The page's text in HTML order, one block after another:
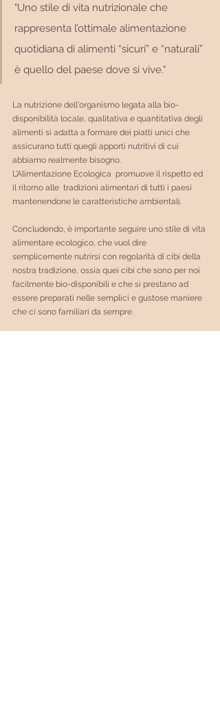
"Uno stile di vita nutrizionale che
rappresenta l’ottimale alimentazione
quotidiana di alimenti “sicuri” e “naturali”
è quello del paese dove si vive."
La nutrizione dell'organismo legata alla bio-
disponibilità locale, qualitativa e quantitativa degli
alimenti si adatta a formare dei piatti unici che
assicurano tutti quegli apporti nutritivi di cui
abbiamo realmente bisogno.
L’Alimentazione Ecologica  promuove il rispetto ed
il ritorno alle  tradizioni alimentari di tutti i paesi
mantenendone le caratteristiche ambientali.
Concludendo, è importante seguire uno stile di vita
alimentare ecologico, che vuol dire
semplicemente nutrirsi con regolarità di cibi della
nostra tradizione, ossia quei cibi che sono per noi
facilmente bio-disponibili e che si prestano ad
essere preparati nelle semplici e gustose maniere
che ci sono familiari da sempre.